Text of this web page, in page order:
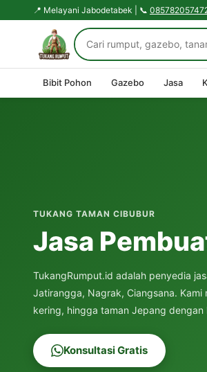
📍 Melayani Jabodetabek | 📞
Bibit Pohon Gazebo Jasa
TUKANG TAMAN CIBUBUR
Jasa
TukangRumput.id adalah penyedia
Jatirangga, Nagrak, Ciangsana.
kering, hingga taman Jepang
Konsultasi Gratis